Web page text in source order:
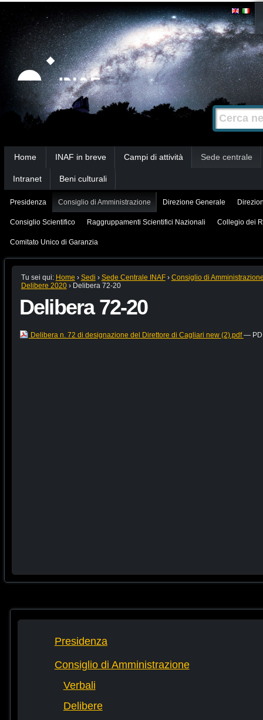
Strumenti
personali
Salta
contenuti.
|
Salta
alla
navigazione
Cerca nel
Ricerca
avanzata…
Home INAF in breve Campi di attività Sede centrale
Intranet Beni culturali
Presidenza Consiglio di Amministrazione Direzione Generale
Consiglio Scientifico Raggruppamenti Scientifici Nazionali Collegio dei
Comitato Unico di Garanzia
Tu sei qui: Home › Sedi › Sede Centrale INAF › Consiglio di
Delibere 2020 › Delibera 72-20
Delibera 72-20
Delibera n. 72 di designazione del Direttore di Cagliari new (2).pdf—
Presidenza
Consiglio di Amministrazione
Verbali
Delibere